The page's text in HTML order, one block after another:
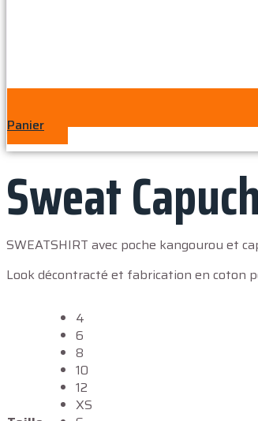
Panier
Sweat
SWEATSHIRT avec poche kangourou et
Look décontracté et fabrication en coton
4
6
8
10
12
XS